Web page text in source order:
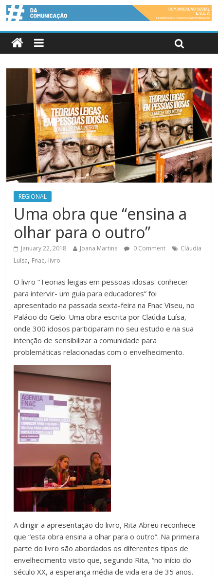
REGIONAL
Uma obra que “ensina a
olhar para o outro”
January 22, 2018 Joana Martins 0 Comment
Cláudia
Luísa, Fnac, livro
O livro “Teorias leigas em pessoas idosas: conhecer
para intervir- um guia para educadores” foi
apresentado na passada sexta-feira na Fnac Viseu, no
Palácio do Gelo. Uma obra escrita por Claúdia Luísa,
onde 300 idosos participaram no seu estudo e na sua
intenção de sensibilizar a comunidade para
problemáticas relacionadas com o envelhecimento.
A dirigir a apresentação do livro, Rita Abreu reconhece
que “esta obra ensina a olhar para o outro”. Na primeira
parte do livro são abordados os diferentes tipos de
envelhecimento visto que, segundo Rita, “no início do
século XX, a esperança média de vida era de 35 anos.